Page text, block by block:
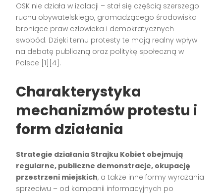
OSK nie działa w izolacji – stał się częścią szerszego
ruchu obywatelskiego, gromadzącego środowiska
broniące praw człowieka i demokratycznych
swobód. Dzięki temu protesty te mają realny wpływ
na debatę publiczną oraz politykę społeczną w
Polsce [1][4] .
Charakterystyka
mechanizmów protestu i
form działania
Strategie działania Strajku Kobiet obejmują
regularne, publiczne demonstracje, okupację
przestrzeni miejskich, a także inne formy wyrażania
sprzeciwu – od kampanii informacyjnych po